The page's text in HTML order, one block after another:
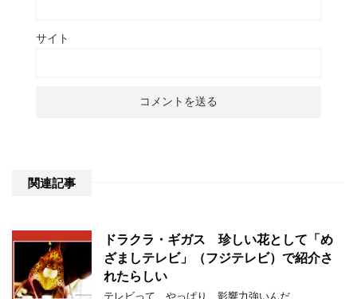
サイト
関連記事
ドラクラ・ギガス 珍しい花として「め
ざましテレビ」（フジテレビ）で紹介さ
れたらしい
テレビって、やっぱり、影響力強いんだ…